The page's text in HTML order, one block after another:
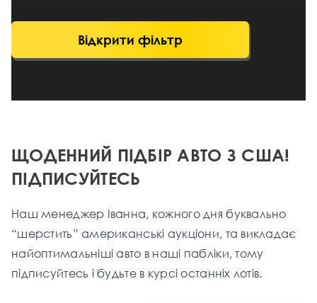
Відкрити фільтр
ЩОДЕННИЙ ПІДБІР АВТО З США!
ПІДПИСУЙТЕСЬ
Наш менеджер Іванна, кожного дня буквально
“шерстить” американські аукціони, та викладає
найоптимальніші aвто в наші пабліки, тому
підписуйтесь і будьте в курсі останніх лотів.